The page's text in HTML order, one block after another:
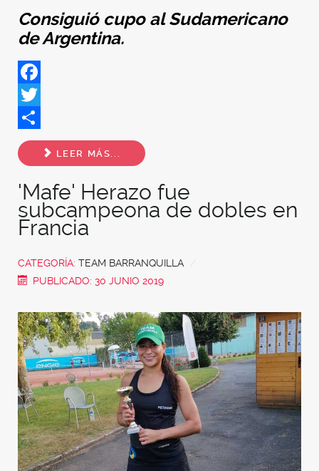
Consiguió cupo al Sudamericano
de Argentina.
Facebook
Twitter
Share
LEER MÁS...
'Mafe' Herazo fue
subcampeona de dobles en
Francia
CATEGORÍA: TEAM BARRANQUILLA
PUBLICADO: 30 JUNIO 2019